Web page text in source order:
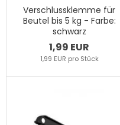
Verschlussklemme für
Beutel bis 5 kg - Farbe:
schwarz
1,99 EUR
1,99 EUR pro Stück